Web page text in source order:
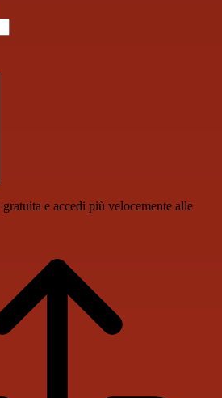
e accedi più velocemente alle